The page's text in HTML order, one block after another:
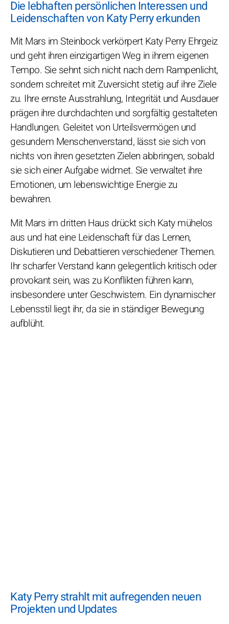
Die lebhaften persönlichen Interessen und
Leidenschaften von Katy Perry erkunden
Mit Mars im Steinbock verkörpert Katy Perry Ehrgeiz
und geht ihren einzigartigen Weg in ihrem eigenen
Tempo. Sie sehnt sich nicht nach dem Rampenlicht,
sondern schreitet mit Zuversicht stetig auf ihre Ziele
zu. Ihre ernste Ausstrahlung, Integrität und Ausdauer
prägen ihre durchdachten und sorgfältig gestalteten
Handlungen. Geleitet von Urteilsvermögen und
gesundem Menschenverstand, lässt sie sich von
nichts von ihren gesetzten Zielen abbringen, sobald
sie sich einer Aufgabe widmet. Sie verwaltet ihre
Emotionen, um lebenswichtige Energie zu
bewahren.
Mit Mars im dritten Haus drückt sich Katy mühelos
aus und hat eine Leidenschaft für das Lernen,
Diskutieren und Debattieren verschiedener Themen.
Ihr scharfer Verstand kann gelegentlich kritisch oder
provokant sein, was zu Konflikten führen kann,
insbesondere unter Geschwistern. Ein dynamischer
Lebensstil liegt ihr, da sie in ständiger Bewegung
aufblüht.
Katy Perry strahlt mit aufregenden neuen
Projekten und Updates